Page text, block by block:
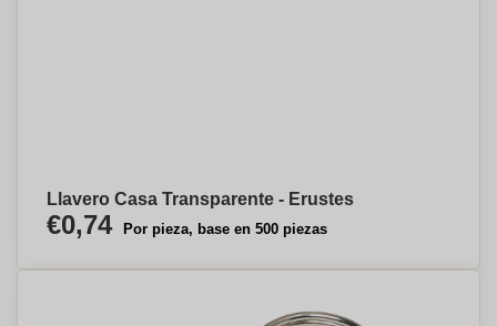
Llavero Casa Transparente - Erustes
€0,74 Por pieza, base en 500 piezas